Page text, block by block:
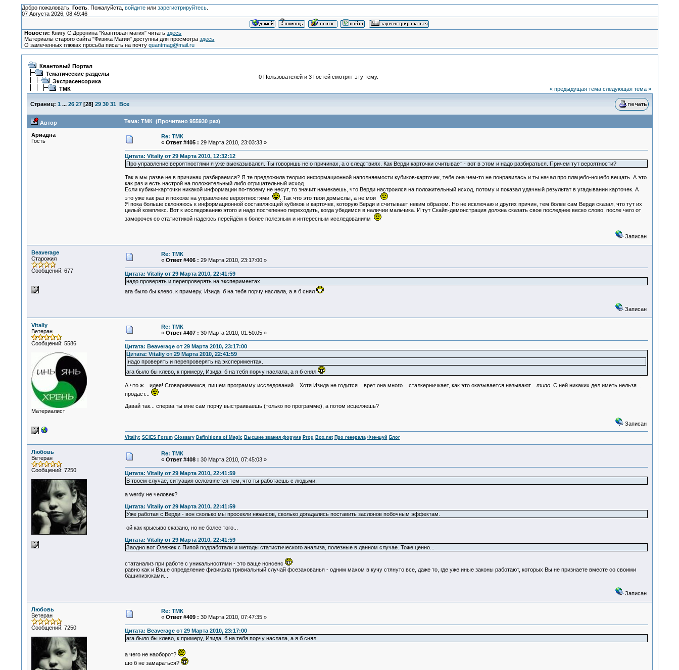
Добро пожаловать, Гость. Пожалуйста, войдитеили зарегистрируйтесь.
07 Августа 2026, 08:49:46
Новости: Книгу С.Доронина "Квантовая магия" читатьздесь
Материалы старого сайта "Физика Магии" доступны для просмотраздесь
О замеченных глюках просьба писать на почтуquantmag@mail.ru
Квантовый Портал
Тематические разделы
Экстрасенсорика
ТМК
0 Пользователей и 3 Гостей смотрят эту тему.
« предыдущая тема следующая тема »
Страниц: 1 ... 26 27[28] 29 30 31 Все
Автор Тема: ТМК (Прочитано 955930 раз)
Ариадна
Гость
Re: ТМК
« Ответ #405 : 29 Марта 2010, 23:03:33 »
Цитата: Vitaliy от 29 Марта 2010, 12:32:12
Про управление вероятностями я уже высказывался. Ты говоришь не о причинах, а о следствиях. Как Верди карточки считывает - вот в этом и надо разбираться. Причем тут вероятности?
Так а мы разве не в причинах разбираемся? Я те предложила теорию информационной наполняемости кубиков-карточек, тебе она чем-то не понравилась и ты начал про плацебо-ноцебо вещать. А это
как раз и есть настрой на положительный либо отрицательный исход.
Если кубики-карточки никакой информации по-твоему не несут, то значит намекаешь, что Верди настроился на положительный исход, потому и показал удачный результат в угадывании карточек. А
это уже как раз и похоже на управление вероятностями
. Так что это твои домыслы, а не мои
Я пока больше склоняюсь к информационной составляющей кубиков и карточек, которую Верди и считывает неким образом. Но не исключаю и других причин, тем более сам Верди сказал, что тут их
целый комплекс. Вот к исследованию этого и надо постепенно переходить, когда убедимся в наличии мальчика. И тут Скайп-демонстрация должна сказать свое последнее веско слово, после чего от
заморочек со статистикой надеюсь перейдём к более полезным и интересным исследованиям
Записан
Beaverage
Старожил
Сообщений: 677
Re: ТМК
« Ответ #406 : 29 Марта 2010, 23:17:00 »
Цитата: Vitaliy от 29 Марта 2010, 22:41:59
надо проверять и перепроверять на экспериментах.
ага было бы клево, к примеру, Изида б на тебя порчу наслала, а я б снял
Записан
Vitaliy
Ветеран
Сообщений: 5586
Материалист
Re: ТМК
« Ответ #407 : 30 Марта 2010, 01:50:05 »
Цитата: Beaverage от 29 Марта 2010, 23:17:00
Цитата: Vitaliy от 29 Марта 2010, 22:41:59
надо проверять и перепроверять на экспериментах.
ага было бы клево, к примеру, Изида б на тебя порчу наслала, а я б снял
А что ж... идея! Сговариваемся, пишем программу исследований... Хотя Изида не годится... врет она много... сталкерничкает, как это оказывается называют... типо. С ней никаких дел иметь нельзя...
продаст...
Давай так... сперва ты мне сам порчу выстраиваешь (только по программе), а потом исцеляешь?
Записан
Vitaliy: SCIES Forum Glossary Definitions of Magic Высшие звания форума Prog Box.net Про генерала Фэн-шуй Блог
Любовь
Ветеран
Сообщений: 7250
Re: ТМК
« Ответ #408 : 30 Марта 2010, 07:45:03 »
Цитата: Vitaliy от 29 Марта 2010, 22:41:59
В твоем случае, ситуация осложняется тем, что ты работаешь с людьми.
а werdy не человек?
Цитата: Vitaliy от 29 Марта 2010, 22:41:59
Уже работая с Верди - вон сколько мы просекли нюансов, сколько догадались поставить заслонов побочным эффектам.
ой как крысыво сказано, но не более того...
Цитата: Vitaliy от 29 Марта 2010, 22:41:59
Заодно вот Олежек с Пипой подработали и методы статистического анализа, полезные в данном случае. Тоже ценно...
статанализ при работе с уникальностями - это ваще нонсенс
равно как и Ваше определение физикала тривиальный случай фсезахованья - одним махом в кучу стянуто все, даже то, где уже иные законы работают, которых Вы не признаете вместе со своими
башипизюками...
Записан
Любовь
Ветеран
Сообщений: 7250
Re: ТМК
« Ответ #409 : 30 Марта 2010, 07:47:35 »
Цитата: Beaverage от 29 Марта 2010, 23:17:00
ага было бы клево, к примеру, Изида б на тебя порчу наслала, а я б снял
а чего не наоборот?
шо б не замараться?